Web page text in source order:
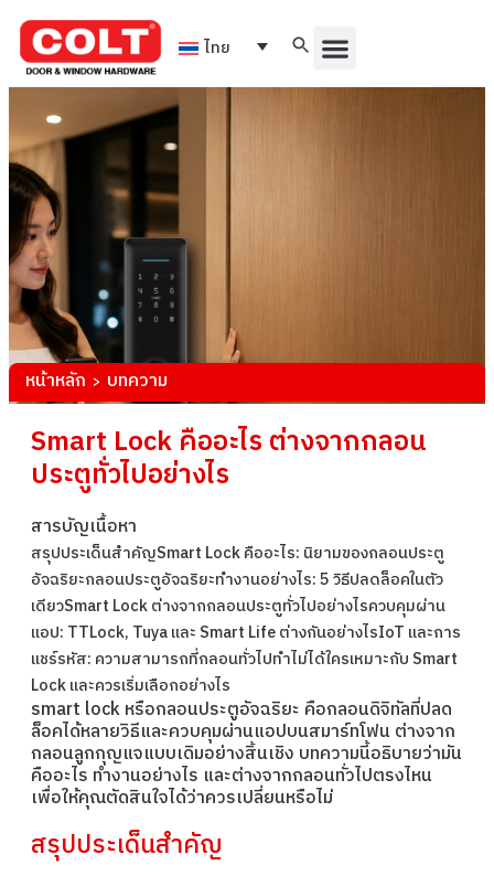
ไทย
หน้าหลัก > บทความ
Smart Lock คืออะไร ต่างจากกลอน
ประตูทั่วไปอย่างไร
สารบัญเนื้อหา
สรุปประเด็นสำคัญSmart Lock คืออะไร: นิยามของกลอนประตู
อัจฉริยะกลอนประตูอัจฉริยะทำงานอย่างไร: 5 วิธีปลดล็อคในตัว
เดียวSmart Lock ต่างจากกลอนประตูทั่วไปอย่างไรควบคุมผ่าน
แอป: TTLock, Tuya และ Smart Life ต่างกันอย่างไรIoT และการ
แชร์รหัส: ความสามารถที่กลอนทั่วไปทำไม่ได้ใครเหมาะกับ Smart
Lock และควรเริ่มเลือกอย่างไร
smart lock หรือกลอนประตูอัจฉริยะ คือกลอนดิจิทัลที่ปลด
ล็อคได้หลายวิธีและควบคุมผ่านแอปบนสมาร์ทโฟน ต่างจาก
กลอนลูกกุญแจแบบเดิมอย่างสิ้นเชิง บทความนี้อธิบายว่ามัน
คืออะไร ทำงานอย่างไร และต่างจากกลอนทั่วไปตรงไหน
เพื่อให้คุณตัดสินใจได้ว่าควรเปลี่ยนหรือไม่
สรุปประเด็นสำคัญ